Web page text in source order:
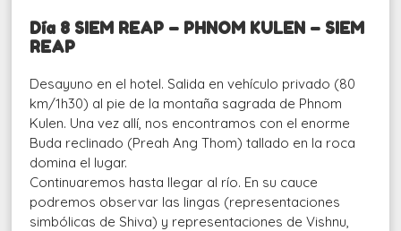
Día 8 SIEM REAP – PHNOM KULEN – SIEM
REAP
Desayuno en el hotel. Salida en vehículo privado (80
km/1h30) al pie de la montaña sagrada de Phnom
Kulen. Una vez allí, nos encontramos con el enorme
Buda reclinado (Preah Ang Thom) tallado en la roca
domina el lugar.
Continuaremos hasta llegar al río. En su cauce
podremos observar las lingas (representaciones
simbólicas de Shiva) y representaciones de Vishnu,